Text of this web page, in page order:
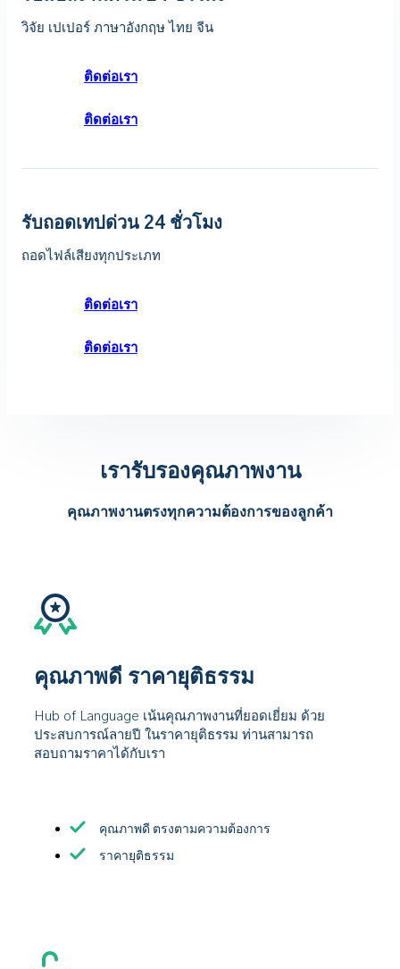
วิจัย เปเปอร์ ภาษาอังกฤษ ไทย จีน
ติดต่อเรา
ติดต่อเรา
รับถอดเทปด่วน 24 ชั่วโมง
ถอดไฟล์เสียงทุกประเภท
ติดต่อเรา
ติดต่อเรา
เรารับรองคุณภาพงาน
คุณภาพงานตรงทุกความต้องการของลูกค้า
คุณภาพดี ราคายุติธรรม
Hub of Language เน้นคุณภาพงานที่ยอดเยี่ยม ด้วย
ประสบการณ์ลายปี ในราคายุติธรรม ท่านสามารถ
สอบถามราคาได้กับเรา
คุณภาพดี ตรงตามความต้องการ
ราคายุติธรรม